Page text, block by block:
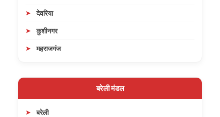
देवरिया
कुशीनगर
महराजगंज
बरेली मंडल
बरेली